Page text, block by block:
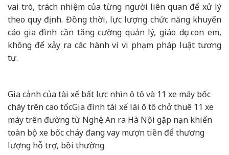
vai trò, trách nhiệm của từng người liên quan để xử lý
theo quy định. Đồng thời, lực lượng chức năng khuyến
cáo gia đình cần tăng cường quản lý, giáo dục con em,
không để xảy ra các hành vi vi phạm pháp luật tương
tự.
Gia cảnh của tài xế bất lực nhìn ô tô và 11 xe máy bốc
cháy trên cao tốcGia đình tài xế lái ô tô chở thuê 11 xe
máy trên đường từ Nghệ An ra Hà Nội gặp nạn khiến
toàn bộ xe bốc cháy đang vay mượn tiền để thương
lượng hỗ trợ, bồi thường